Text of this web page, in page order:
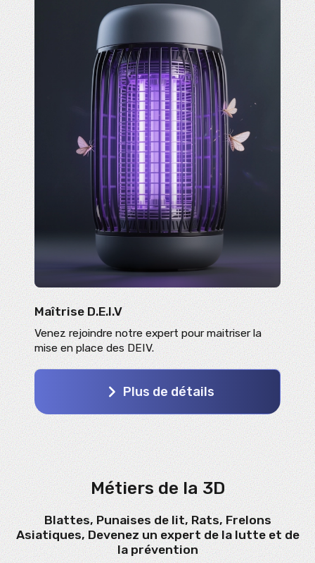
Maîtrise D.E.I.V
Venez rejoindre notre expert pour maitriser la
mise en place des DEIV.
Plus de détails
Métiers de la 3D
Blattes, Punaises de lit, Rats, Frelons
Asiatiques, Devenez un expert de la lutte et de
la prévention